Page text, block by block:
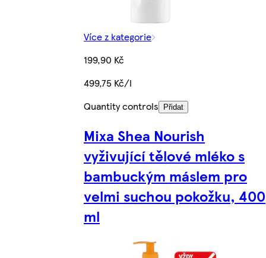
Více z kategorie
199,90 Kč
499,75 Kč/l
Quantity controls
Přidat
Mixa Shea Nourish
vyživující tělové mléko s
bambuckým máslem pro
velmi suchou pokožku, 400
ml